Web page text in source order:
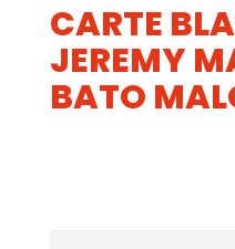
CARTE
JEREMY
BATO